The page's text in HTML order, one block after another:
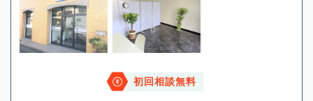
初回相談無料